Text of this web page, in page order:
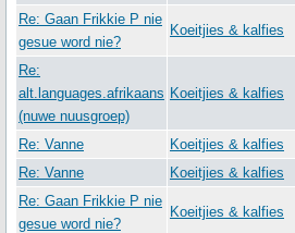
Re: Gaan Frikkie P nie
gesue word nie?
Koeitjies & kalfies
Re:
alt.languages.afrikaans
(nuwe nuusgroep)
Koeitjies & kalfies
Re: Vanne Koeitjies & kalfies
Re: Vanne Koeitjies & kalfies
Re: Gaan Frikkie P nie
gesue word nie?
Koeitjies & kalfies